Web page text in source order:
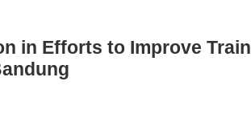
in Efforts to Improve Train